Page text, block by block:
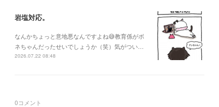
岩塩対応。
なんかちょっと意地悪なんですよね😅教育係がボ
ネちゃんだったせいでしょうか（笑）気がつい…
2026.07.22 08:48
0コメント